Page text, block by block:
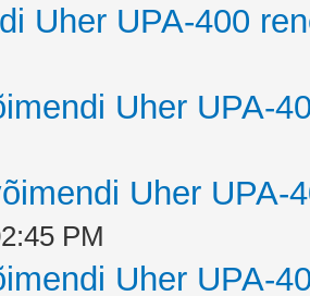
Uher UPA-400
Uher UPA-
Uher UPA-
PM
Uher UPA-